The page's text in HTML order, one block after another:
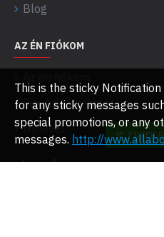
Blog
AZ ÉN FIÓKOM
Rendeléstörténet
Hírlevél
HÍRLEVÉL
This is the sticky Notification
for any sticky messages
special promotions, or any
messages. http:// FILTER